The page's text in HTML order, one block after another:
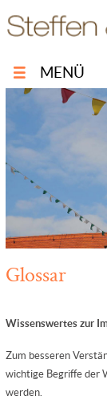
MENÜ
Glossar
Wissenswertes zur
Zum besseren
wichtige Begriffe der
werden.